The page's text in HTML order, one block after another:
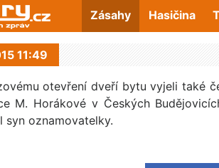
Zásahy Hasičina
11:49
otevření dveří bytu vyjeli také
M. Horákové v Českých
syn oznamovatelky.